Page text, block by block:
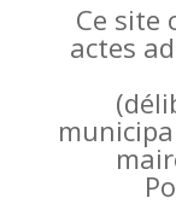
Ce site
actes
(